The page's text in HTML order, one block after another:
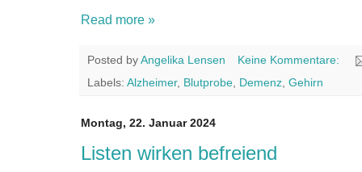
Read more »
Posted byAngelika Lensen
Keine Kommentare:
Labels: Alzheimer, Blutprobe Demenz Gehirn
Montag, 22. Januar 2024
Listen wirken befreiend